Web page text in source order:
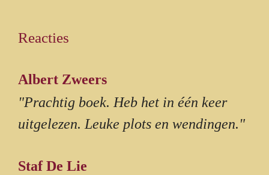
Reacties
Albert Zweers
"Prachtig boek. Heb het in één keer
uitgelezen. Leuke plots en wendingen."
Staf De Lie